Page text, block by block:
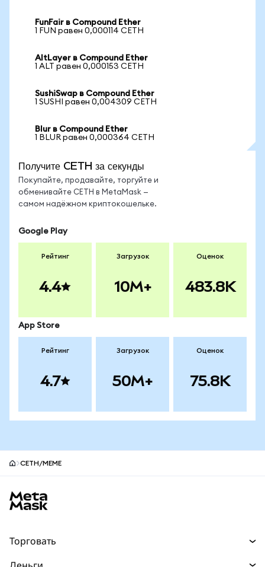
FunFair в Compound Ether
1 FUN равен 0,000114 CETH
AltLayer в Compound Ether
1 ALT равен 0,000153 CETH
SushiSwap в Compound Ether
1 SUSHI равен 0,004309 CETH
Blur в Compound Ether
1 BLUR равен 0,000364 CETH
Получите CETH за секунды
Покупайте, продавайте, торгуйте и
обменивайте CETH в MetaMask —
самом надёжном криптокошельке.
Google Play
Рейтинг
4.4
Загрузок
10M+
Оценок
483.8K
App Store
Рейтинг
4.7
Загрузок
50M+
Оценок
75.8K
CETH/MEME
Торговать